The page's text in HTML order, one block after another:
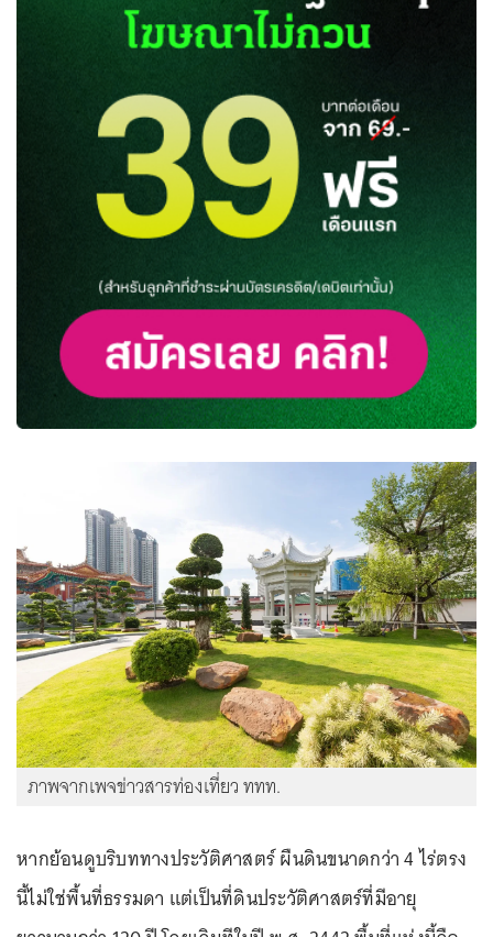
ภาพจากเพจข่าวสารท่องเที่ยว ททท.
หากย้อนดูบริบททางประวัติศาสตร์ ผืนดินขนาดกว่า 4 ไร่ตรง
นี้ไม่ใช่พื้นที่ธรรมดา แต่เป็นที่ดินประวัติศาสตร์ที่มีอายุ